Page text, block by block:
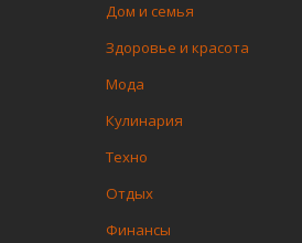
Дом и семья
Здоровье и красота
Мода
Кулинария
Техно
Отдых
Финансы